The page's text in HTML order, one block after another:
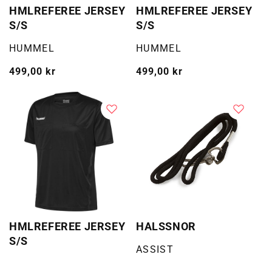
HMLREFEREE JERSEY
S/S
Selger:
HUMMEL
Vanlig
499,00 kr
HMLREFEREE JERSEY
S/S
Selger:
HUMMEL
Vanlig
499,00 kr
HMLREFEREE JERSEY
S/S
HALSSNOR
Selger:
ASSIST